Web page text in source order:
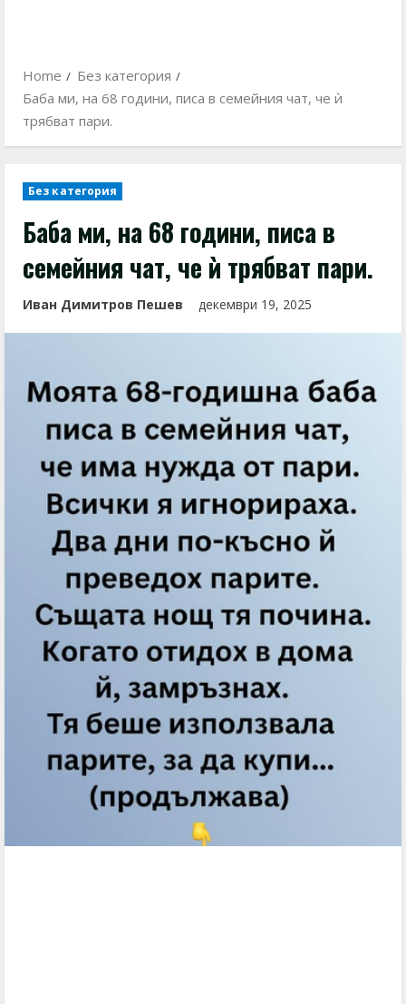
Home
Без категория
Бабa ми, на 68 години, писа в семейния чат, че ѝ
трябват пари.
Без категория
Бабa ми, на 68 години, писа в
семейния чат, че ѝ трябват пари.
Иван Димитров Пешев декември 19, 2025